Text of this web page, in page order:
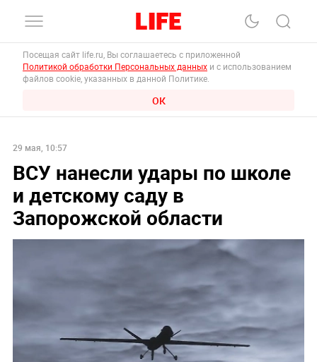
Посещая сайт life.ru, Вы соглашаетесь с приложенной
Политикой обработки Персональных данных и с использованием
файлов cookie, указанных в данной Политике.
ОК
29 мая, 10:57
ВСУ нанесли удары по школе
и детскому саду в
Запорожской области